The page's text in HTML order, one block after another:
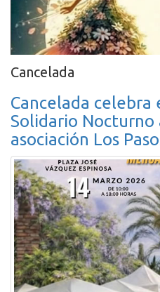
Cancelada
Cancelada celebra
Solidario Nocturno
asociación Los